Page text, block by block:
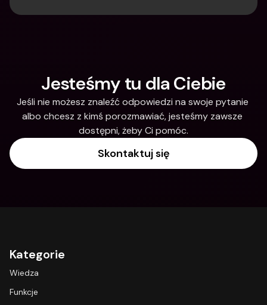
Jesteśmy tu dla Ciebie
Jeśli nie możesz znaleźć odpowiedzi na swoje pytanie
albo chcesz z kimś porozmawiać, jesteśmy zawsze
dostępni, żeby Ci pomóc.
Skontaktuj się
Kategorie
Wiedza
Funkcje